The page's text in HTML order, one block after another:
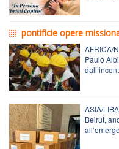
pontificie opere
AFRICA/
Paulo
ASIA/
Beirut,